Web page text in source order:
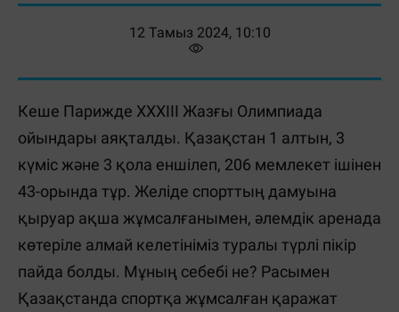
12 Тамыз 2024, 10:10
Кеше Парижде ХХХІІІ Жазғы Олимпиада
ойындары аяқталды. Қазақстан 1 алтын, 3
күміс және 3 қола еншілеп, 206 мемлекет ішінен
43-орында тұр. Желіде спорттың дамуына
қыруар ақша жұмсалғанымен, әлемдік аренада
көтеріле алмай келетініміз туралы түрлі пікір
пайда болды. Мұның себебі не? Расымен
Қазақстанда спортқа жұмсалған қаражат